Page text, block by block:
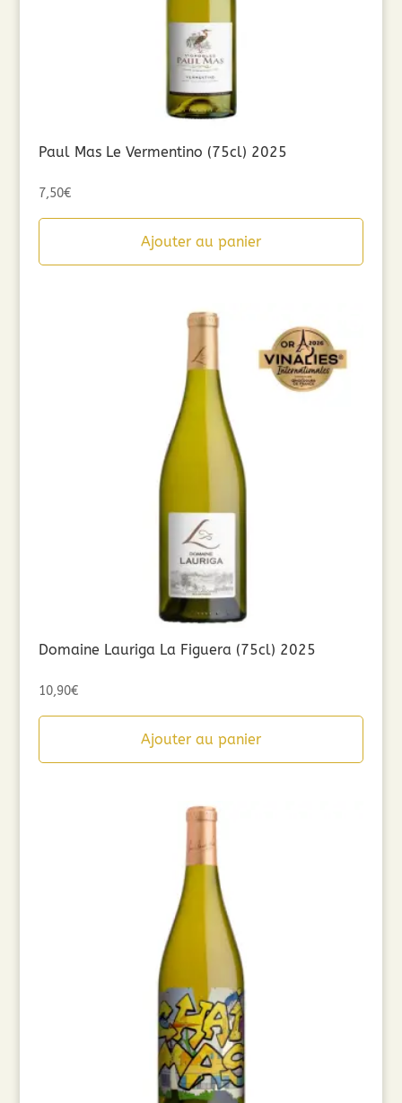
Paul Mas Le Vermentino (75cl) 2025
7,50€
Ajouter au panier
Domaine Lauriga La Figuera (75cl) 2025
10,90€
Ajouter au panier